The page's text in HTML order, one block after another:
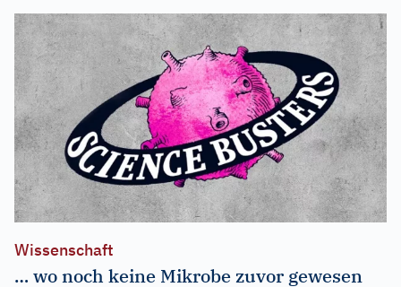
Wissenschaft
… wo noch keine Mikrobe zuvor gewesen